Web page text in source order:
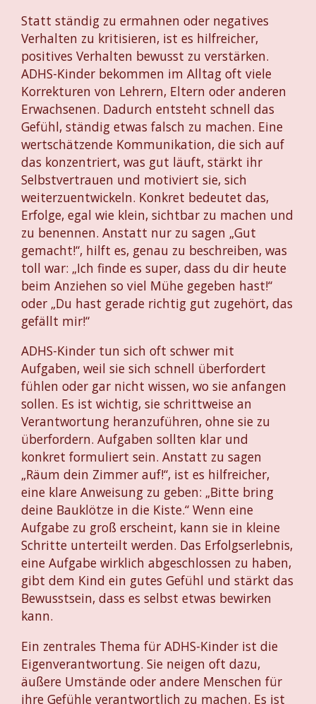
Statt ständig zu ermahnen oder negatives
Verhalten zu kritisieren, ist es hilfreicher,
positives Verhalten bewusst zu verstärken.
ADHS-Kinder bekommen im Alltag oft viele
Korrekturen von Lehrern, Eltern oder anderen
Erwachsenen. Dadurch entsteht schnell das
Gefühl, ständig etwas falsch zu machen. Eine
wertschätzende Kommunikation, die sich auf
das konzentriert, was gut läuft, stärkt ihr
Selbstvertrauen und motiviert sie, sich
weiterzuentwickeln. Konkret bedeutet das,
Erfolge, egal wie klein, sichtbar zu machen und
zu benennen. Anstatt nur zu sagen „Gut
gemacht!“, hilft es, genau zu beschreiben, was
toll war: „Ich finde es super, dass du dir heute
beim Anziehen so viel Mühe gegeben hast!“
oder „Du hast gerade richtig gut zugehört, das
gefällt mir!“
ADHS-Kinder tun sich oft schwer mit
Aufgaben, weil sie sich schnell überfordert
fühlen oder gar nicht wissen, wo sie anfangen
sollen. Es ist wichtig, sie schrittweise an
Verantwortung heranzuführen, ohne sie zu
überfordern. Aufgaben sollten klar und
konkret formuliert sein. Anstatt zu sagen
„Räum dein Zimmer auf!“, ist es hilfreicher,
eine klare Anweisung zu geben: „Bitte bring
deine Bauklötze in die Kiste.“ Wenn eine
Aufgabe zu groß erscheint, kann sie in kleine
Schritte unterteilt werden. Das Erfolgserlebnis,
eine Aufgabe wirklich abgeschlossen zu haben,
gibt dem Kind ein gutes Gefühl und stärkt das
Bewusstsein, dass es selbst etwas bewirken
kann.
Ein zentrales Thema für ADHS-Kinder ist die
Eigenverantwortung. Sie neigen oft dazu,
äußere Umstände oder andere Menschen für
ihre Gefühle verantwortlich zu machen. Es ist